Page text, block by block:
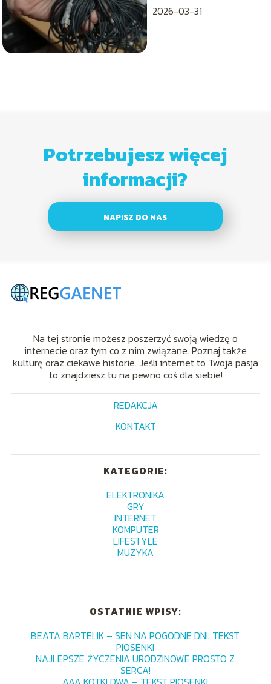
2026-03-31
Potrzebujesz więcej
informacji?
NAPISZ DO NAS
Na tej stronie możesz poszerzyć swoją wiedzę o
internecie oraz tym co z nim związane. Poznaj także
kulturę oraz ciekawe historie. Jeśli internet to Twoja pasja
to znajdziesz tu na pewno coś dla siebie!
REDAKCJA
KONTAKT
KATEGORIE:
ELEKTRONIKA
GRY
INTERNET
KOMPUTER
LIFESTYLE
MUZYKA
OSTATNIE WPISY:
BEATA BARTELIK – SEN NA POGODNE DNI: TEKST
PIOSENKI
NAJLEPSZE ŻYCZENIA URODZINOWE PROSTO Z
SERCA!